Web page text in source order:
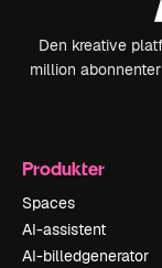
Den kreative
million
Produkter
Spaces
AI-assistent
AI-billedgenerator